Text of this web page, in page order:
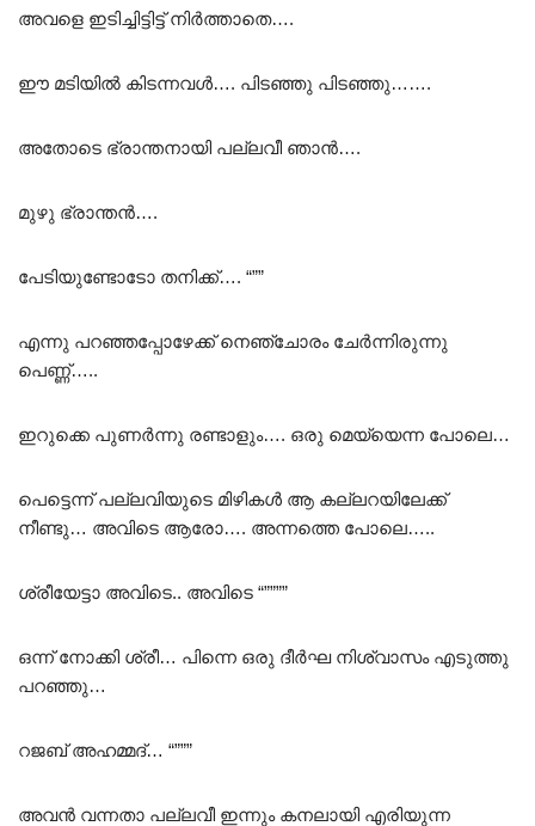
അവളെ ഇടിച്ചിട്ടിട്ട് നിർത്താതെ….
ഈ മടിയിൽ കിടന്നവൾ…. പിടഞ്ഞു പിടഞ്ഞു…….
അതോടെ ഭ്രാന്തനായി പല്ലവീ ഞാൻ….
മുഴു ഭ്രാന്തൻ….
പേടിയുണ്ടോടോ തനിക്ക്…. “””
എന്നു പറഞ്ഞപ്പോഴേക്ക് നെഞ്ചോരം ചേർന്നിരുന്നു
പെണ്ണ്…..
ഇറുക്കെ പുണർന്നു രണ്ടാളും…. ഒരു മെയ്യെന്ന പോലെ…
പെട്ടെന്ന് പല്ലവിയുടെ മിഴികൾ ആ കല്ലറയിലേക്ക്
നീണ്ടു… അവിടെ ആരോ…. അന്നത്തെ പോലെ…..
ശ്രീയേട്ടാ അവിടെ.. അവിടെ “””””
ഒന്ന് നോക്കി ശ്രീ… പിന്നെ ഒരു ദീർഘ നിശ്വാസം എടുത്തു
പറഞ്ഞു…
റജബ് അഹമ്മദ്… “”””
അവൻ വന്നതാ പല്ലവീ ഇന്നും കനലായി എരിയുന്ന